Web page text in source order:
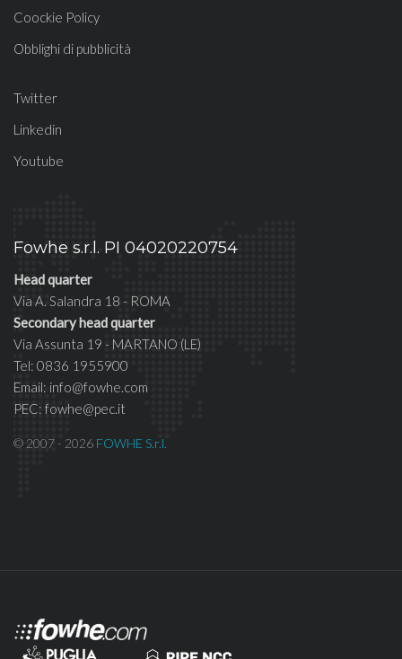
Coockie Policy
Obblighi di pubblicità
Twitter
Linkedin
Youtube
Fowhe s.r.l. PI 04020220754
Head quarter
Via A. Salandra 18 - ROMA
Secondary head quarter
Via Assunta 19 - MARTANO (LE)
Tel: 0836 1955900
Email: info@fowhe.com
PEC: fowhe@pec.it
© 2007 - 2026 FOWHE S.r.l.